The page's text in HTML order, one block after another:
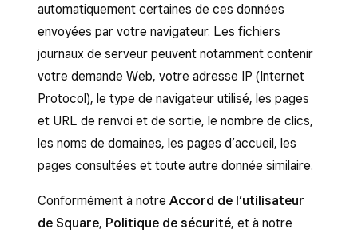
automatiquement certaines de ces données
envoyées par votre navigateur. Les fichiers
journaux de serveur peuvent notamment contenir
votre demande Web, votre adresse IP (Internet
Protocol), le type de navigateur utilisé, les pages
et URL de renvoi et de sortie, le nombre de clics,
les noms de domaines, les pages d’accueil, les
pages consultées et toute autre donnée similaire.
Conformément à notre Accord de l’utilisateur
de Square, Politique de sécurité, et à notre